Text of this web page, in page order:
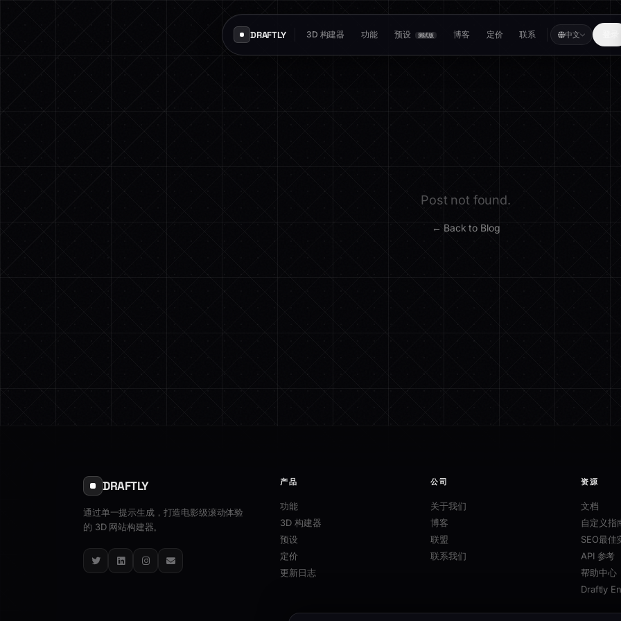
DRAFTLY 3D 构建器 功能 预设 测试版 博客 定价 联系 中文
Post not found.
← Back to Blog
DRAFTLY
通过单一提示生成，打造电影级滚动体验
的 3D 网站构建器。
TwitterLinkedInInstagram
Email
产品
功能
3D 构建器
预设
定价
更新日志
公司
关于我们
博客
联盟
联系我们
资源
文档
自定义指
SEO最佳
API 参考
帮助中心
Draftly